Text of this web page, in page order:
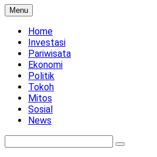
Menu
Home
Investasi
Pariwisata
Ekonomi
Politik
Tokoh
Mitos
Sosial
News